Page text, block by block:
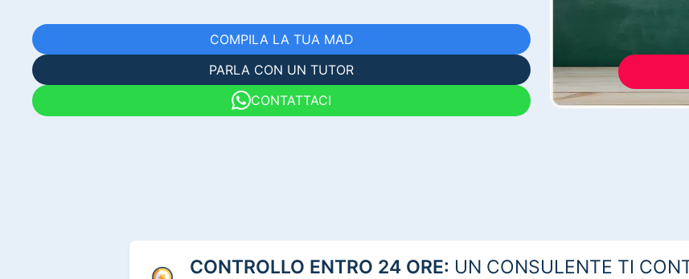
COMPILA LA TUA MAD
PARLA CON UN TUTOR
CONTATTACI
CONTROLLO ENTRO 24 ORE: UN CONSULENTE TI